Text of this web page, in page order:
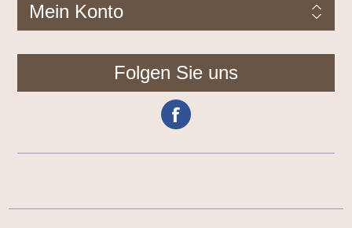
Mein Konto
Folgen Sie uns